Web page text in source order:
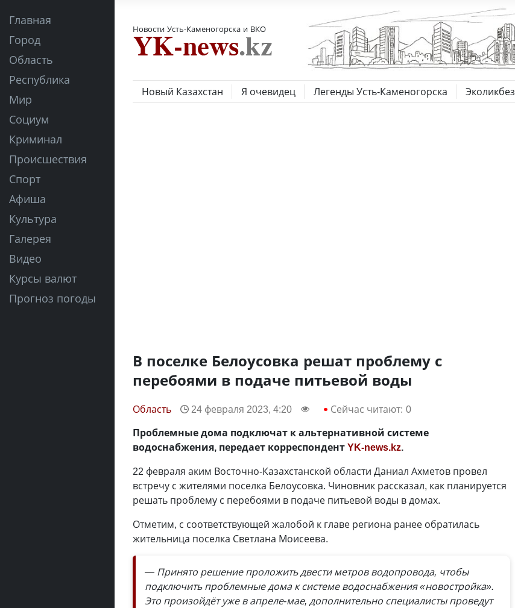
Главная
Город
Область
Республика
Мир
Социум
Криминал
Происшествия
Спорт
Афиша
Культура
Галерея
Видео
Курсы валют
Прогноз погоды
Новости Усть-Каменогорска и ВКО
Новый Казахстан Я очевидец Легенды Усть-Каменогорска Эколикбез
В поселке Белоусовка решат проблему с
перебоями в подаче питьевой воды
Область 24 февраля 2023, 4:20 Сейчас читают: 0
Проблемные дома подключат к альтернативной системе
водоснабжения, передает корреспондентYK-news.kz.
22 февраля аким Восточно-Казахстанской области Даниал Ахметов провел
встречу с жителями поселка Белоусовка. Чиновник рассказал, как планируется
решать проблему с перебоями в подаче питьевой воды в домах.
Отметим, с соответствующей жалобой к главе региона ранее обратилась
жительница поселка Светлана Моисеева.
— Принято решение проложить двести метров водопровода, чтобы
подключить проблемные дома к системе водоснабжения «новостройка».
Это произойдёт уже в апреле-мае, дополнительно специалисты проведут